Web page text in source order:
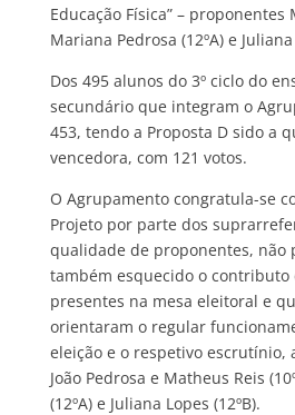
Educação Física” – proponentes
Mariana Pedrosa (12ºA) e Juliana
Dos 495 alunos do 3º ciclo do
secundário que integram o
453, tendo a Proposta D sido a
vencedora, com 121 votos.
O Agrupamento congratula-se
Projeto por parte dos
qualidade de proponentes, não
também esquecido o contributo
presentes na mesa eleitoral e
orientaram o regular
eleição e o respetivo escrutínio,
João Pedrosa e Matheus Reis
(12ºA) e Juliana Lopes (12ºB).